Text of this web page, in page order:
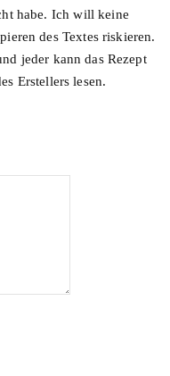
habe. Ich will keine
des Textes riskieren.
jeder kann das Rezept
Erstellers lesen.